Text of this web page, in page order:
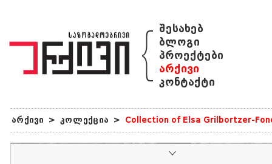
{ შესახებ
ბლოგი
პროექტები
არქივი
კონტაქტი
არქივი > კოლექცია > Collection of Elsa Grilbortzer-